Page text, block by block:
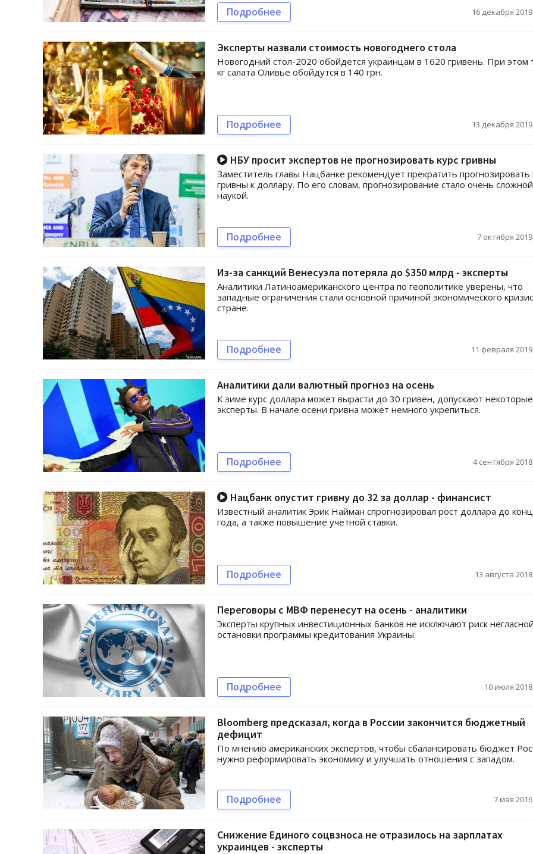
Подробнее 16 декабря
Эксперты назвали стоимость новогоднего стола
Новогодний стол-2020 обойдется украинцам в 1620 гривень. При этом
кг салата Оливье обойдутся в 140 грн.
Подробнее 13 декабря
НБУ просит экспертов не прогнозировать курс гривны
Заместитель главы Нацбанке рекомендует прекратить прогнозировать
гривны к доллару. По его словам, прогнозирование стало очень сложной
наукой.
Подробнее 7 октября
Из-за санкций Венесуэла потеряла до $350 млрд - эксперты
Аналитики Латиноамериканского центра по геополитике уверены, что
западные ограничения стали основной причиной экономического
стране.
Подробнее 11 февраля
Аналитики дали валютный прогноз на осень
К зиме курс доллара может вырасти до 30 гривен, допускают некоторые
эксперты. В начале осени гривна может немного укрепиться.
Подробнее 4 сентября
Нацбанк опустит гривну до 32 за доллар - финансист
Известный аналитик Эрик Найман спрогнозировал рост доллара до
года, а также повышение учетной ставки.
Подробнее 13 августа
Переговоры с МВФ перенесут на осень - аналитики
Эксперты крупных инвестиционных банков не исключают риск негласной
остановки программы кредитования Украины.
Подробнее 10 июля
Bloomberg предсказал, когда в России закончится бюджетный
дефицит
По мнению американских экспертов, чтобы сбалансировать бюджет
нужно реформировать экономику и улучшать отношения с западом.
Подробнее 7 мая
Снижение Единого соцвзноса не отразилось на зарплатах
украинцев - эксперты